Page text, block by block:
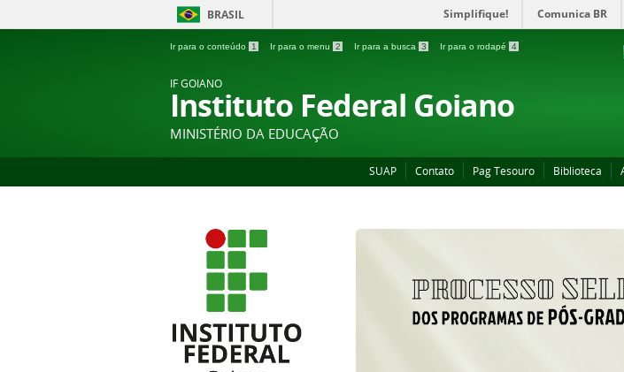
BRASIL Simplifique! Comunica BR
Ir para o conteúdo 1 Ir para o menu 2 Ir para a busca 3 Ir para o rodapé 4
IF GOIANO
Instituto Federal Goiano
MINISTÉRIO DA EDUCAÇÃO
SUAP Contato Pag Tesouro Biblioteca